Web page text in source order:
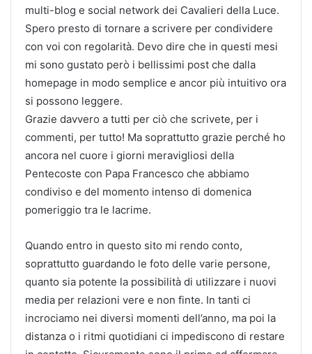
multi-blog e social network dei Cavalieri della Luce.
Spero presto di tornare a scrivere per condividere
con voi con regolarità. Devo dire che in questi mesi
mi sono gustato però i bellissimi post che dalla
homepage in modo semplice e ancor più intuitivo ora
si possono leggere.
Grazie davvero a tutti per ciò che scrivete, per i
commenti, per tutto! Ma soprattutto grazie perché ho
ancora nel cuore i giorni meravigliosi della
Pentecoste con Papa Francesco che abbiamo
condiviso e del momento intenso di domenica
pomeriggio tra le lacrime.
Quando entro in questo sito mi rendo conto,
soprattutto guardando le foto delle varie persone,
quanto sia potente la possibilità di utilizzare i nuovi
media per relazioni vere e non finte. In tanti ci
incrociamo nei diversi momenti dell’anno, ma poi la
distanza o i ritmi quotidiani ci impediscono di restare